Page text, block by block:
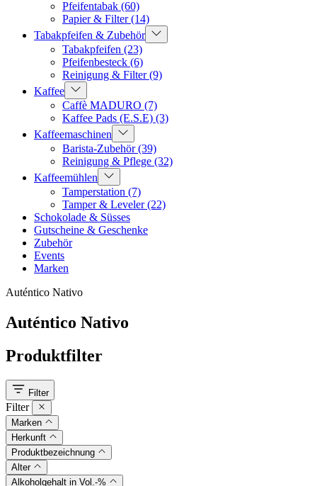
Pfeifentabak (60)
Papier & Filter(14)
Tabakpfeifen & Zubehör
Tabakpfeifen (23)
Pfeifenbesteck (6)
Reinigung & Filter(9)
Kaffee
Caffè MADURO (7)
Kaffee Pads (E.S.E) (3)
Kaffeemaschinen
Barista-Zubehör(39)
Reinigung & Pflege (32)
Kaffeemühlen
Tamperstation (7)
Tamper & Leveler(22)
Schokolade & Süsses
Gutscheine & Geschenke
Zubehör
Events
Marken
Auténtico Nativo
Auténtico Nativo
Produktfilter
Filter
Filter
Marken
Herkunft
Produktbezeichnung
Alter
Alkoholgehalt in Vol.-%